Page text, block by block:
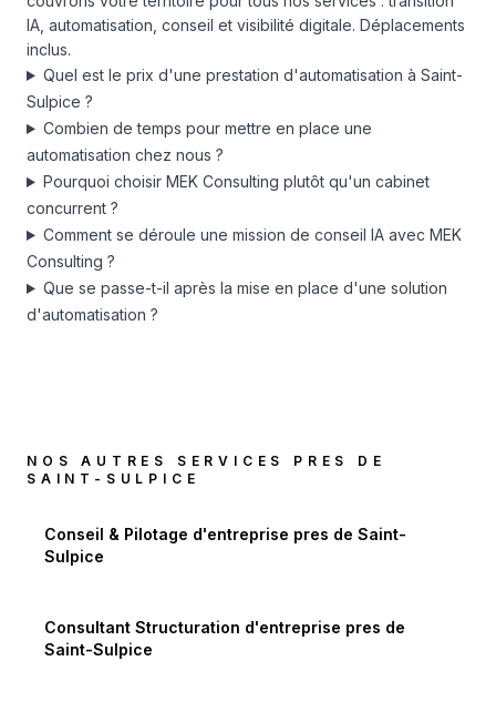
IA, automatisation, conseil et visibilité digitale. Déplacements
inclus.
Quel est le prix d'une prestation d'automatisation à Saint-
Sulpice ?
Combien de temps pour mettre en place une
automatisation chez nous ?
Pourquoi choisir MEK Consulting plutôt qu'un cabinet
concurrent ?
Comment se déroule une mission de conseil IA avec MEK
Consulting ?
Que se passe-t-il après la mise en place d'une solution
d'automatisation ?
NOS AUTRES SERVICES PRES DE
SAINT-SULPICE
Conseil & Pilotage d'entreprise pres de Saint-
Sulpice
Consultant Structuration d'entreprise pres de
Saint-Sulpice